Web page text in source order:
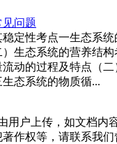
见问题
定性考点一生态系
生态系统的营养结
动的过程及特点（二
态系统的物质循...
用户上传，如文档内
作权等，请联系我们